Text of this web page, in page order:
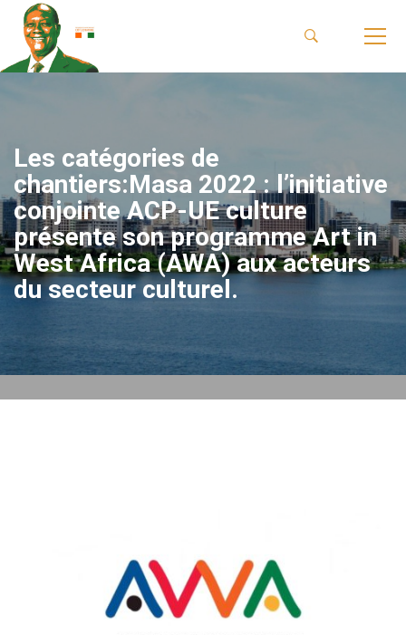
Les catégories de
chantiers:Masa 2022 : l’initiative
conjointe ACP-UE culture
présente son programme Art in
West Africa (AWA) aux acteurs
du secteur culturel.